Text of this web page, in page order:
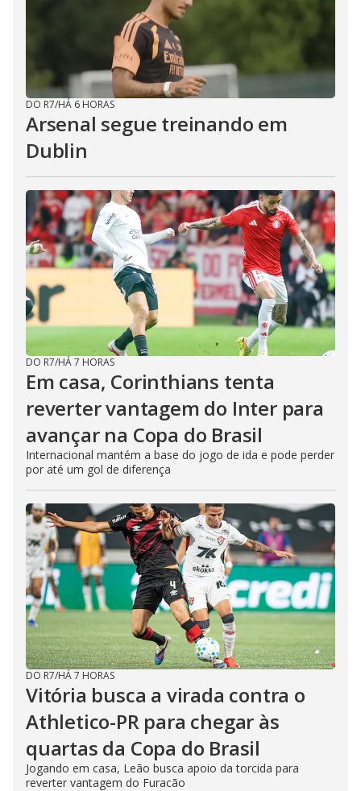
DO R7/HÁ 6 HORAS
Arsenal segue treinando em
Dublin
DO R7/HÁ 7 HORAS
Em casa, Corinthians tenta
reverter vantagem do Inter para
avançar na Copa do Brasil
Internacional mantém a base do jogo de ida e pode perder
por até um gol de diferença
DO R7/HÁ 7 HORAS
Vitória busca a virada contra o
Athletico-PR para chegar às
quartas da Copa do Brasil
Jogando em casa, Leão busca apoio da torcida para
reverter vantagem do Furacão